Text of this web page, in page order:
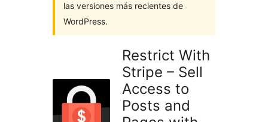
las versiones más recientes de
WordPress.
Restrict With
Stripe – Sell
Access to
Posts and